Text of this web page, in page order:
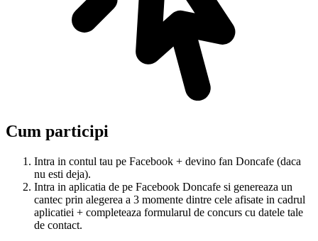
Cum participi
Intra in contul tau pe Facebook + devino fan Doncafe (daca
nu esti deja).
Intra in aplicatia de pe Facebook Doncafe si genereaza un
cantec prin alegerea a 3 momente dintre cele afisate in cadrul
aplicatiei + completeaza formularul de concurs cu datele tale
de contact.